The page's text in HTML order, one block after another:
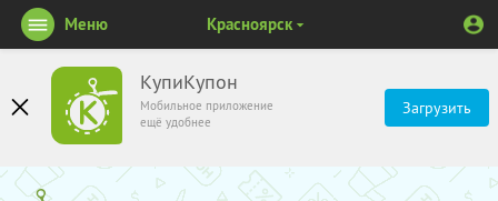
КупиКупон
Мобильное приложение
ещё удобнее
Загрузить
Меню Красноярск